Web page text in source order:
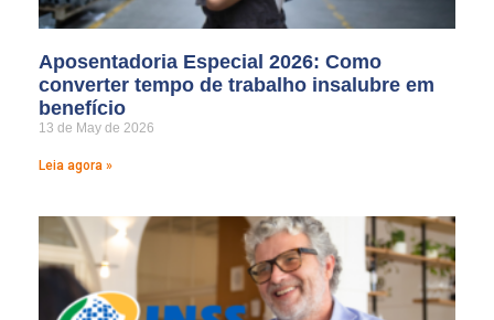
Aposentadoria Especial 2026: Como
converter tempo de trabalho insalubre em
benefício
13 de May de 2026
Leia agora »